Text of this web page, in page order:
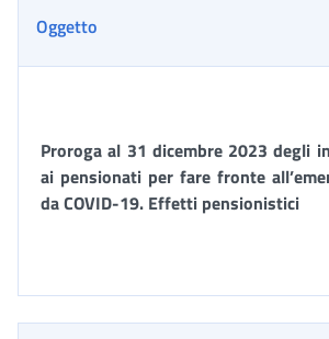
Oggetto
Proroga al 31 dicembre 2023 degli
ai pensionati per fare fronte
da COVID-19. Effetti pensionistici